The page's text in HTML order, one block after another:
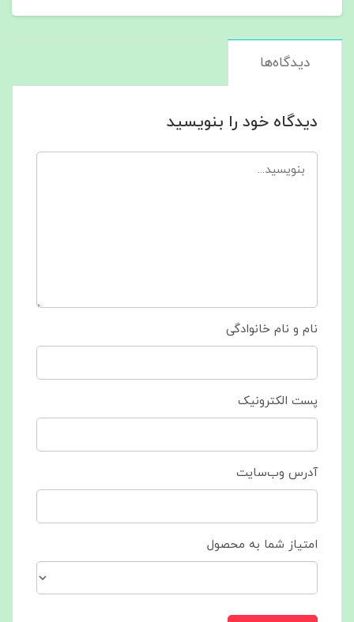
دیدگاه‌ها
دیدگاه خود را بنویسید
نام و نام خانوادگی
پست الکترونیک
آدرس وب‌سایت
امتیاز شما به محصول